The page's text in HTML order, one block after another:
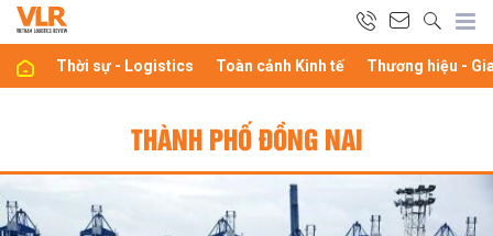
Thời sự - Logistics Toàn cảnh Kinh tế Thương hiệu -
THÀNH PHỐ ĐỒNG NAI